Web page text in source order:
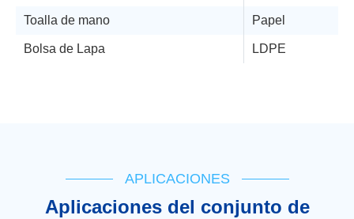
Toalla de mano Papel
Bolsa de Lapa LDPE
APLICACIONES
Aplicaciones del conjunto de